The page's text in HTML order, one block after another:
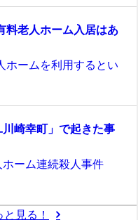
料老人ホーム入居はあ
ホームを利用するとい
崎幸町」で起きた事
ーム連続殺人事件
見る！